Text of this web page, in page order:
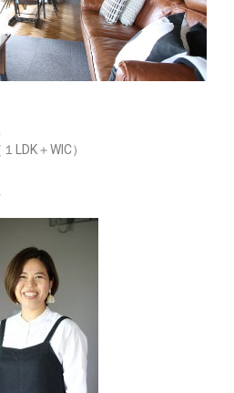
LDK＋WIC）